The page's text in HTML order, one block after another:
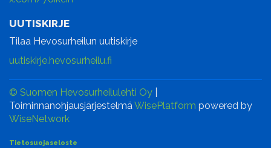
UUTISKIRJE
Tilaa Hevosurheilun uutiskirje
uutiskirje.hevosurheilu.fi
© Suomen Hevosurheilulehti Oy
ToiminnanohjausjärjestelmäWisePlatform powered by
WiseNetwork
Tietosuojaseloste